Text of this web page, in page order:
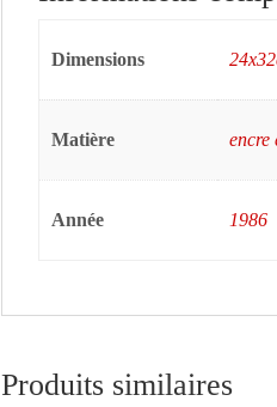
Dimensions
Matière encre
Année 1986
Produits similaires